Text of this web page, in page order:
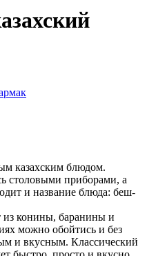
казахским блюдом.
столовыми приборами, а
и название блюда: беш-
из конины, баранины и
можно обойтись и без
и вкусным. Классический